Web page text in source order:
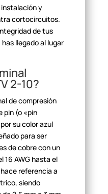
y
cortocircuitos.
de tus
llegado al lugar
2-10?
de compresión
pin (o «pin
su color azul
para ser
de cobre conun
16 AWG hasta el
referencia a
siendo